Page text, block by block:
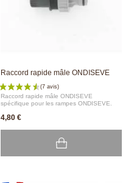
Raccord rapide mâle ONDISEVE
Raccord rapide mâle ONDISEVE
spécifique pour les rampes ONDISEVE.
4,80 €